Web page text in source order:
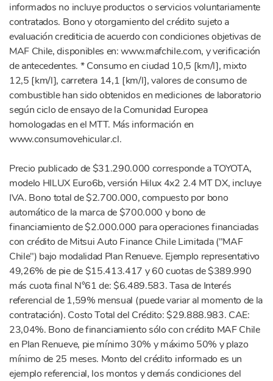
informados no incluye productos o servicios voluntariamente
contratados. Bono y otorgamiento del crédito sujeto a
evaluación crediticia de acuerdo con condiciones objetivas de
MAF Chile, disponibles en: www.mafchile.com, y verificación
de antecedentes. * Consumo en ciudad 10,5 [km/l], mixto
12,5 [km/l], carretera 14,1 [km/l], valores de consumo de
combustible han sido obtenidos en mediciones de laboratorio
según ciclo de ensayo de la Comunidad Europea
homologadas en el MTT. Más información en
www.consumovehicular.cl.
Precio publicado de $31.290.000 corresponde a TOYOTA,
modelo HILUX Euro6b, versión Hilux 4x2 2.4 MT DX, incluye
IVA. Bono total de $2.700.000, compuesto por bono
automático de la marca de $700.000 y bono de
financiamiento de $2.000.000 para operaciones financiadas
con crédito de Mitsui Auto Finance Chile Limitada ("MAF
Chile") bajo modalidad Plan Renueve. Ejemplo representativo
49,26% de pie de $15.413.417 y 60 cuotas de $389.990
más cuota final N°61 de: $6.489.583. Tasa de Interés
referencial de 1,59% mensual (puede variar al momento de la
contratación). Costo Total del Crédito: $29.888.983. CAE:
23,04%. Bono de financiamiento sólo con crédito MAF Chile
en Plan Renueve, pie mínimo 30% y máximo 50% y plazo
mínimo de 25 meses. Monto del crédito informado es un
ejemplo referencial, los montos y demás condiciones del